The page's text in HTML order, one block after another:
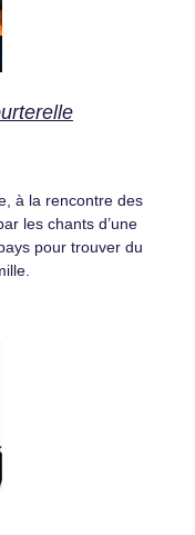
à la rencontre des
les chants d’une
pour trouver du